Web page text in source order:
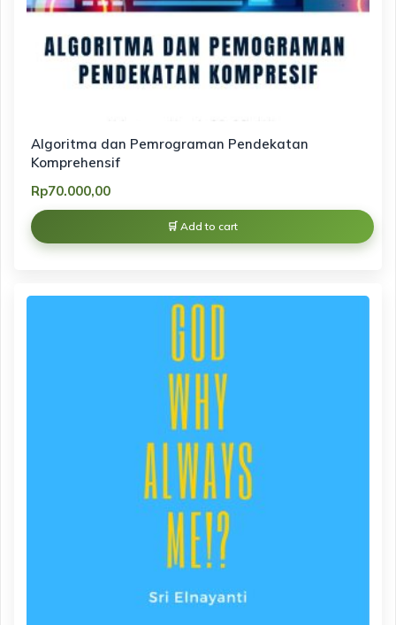
Algoritma dan Pemrograman Pendekatan
Komprehensif
Rp70.000,00
Add to cart